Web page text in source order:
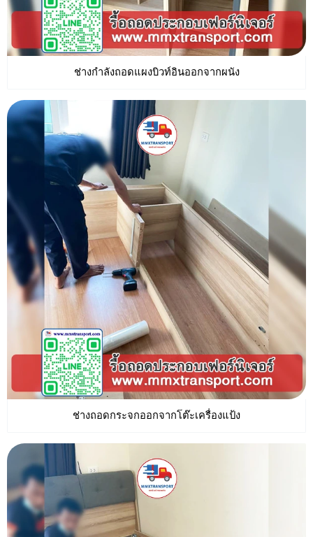
ช่างกำลังถอดแผงบิวท์อินออกจากผนัง
ช่างถอดกระจกออกจากโต๊ะเครื่องแป้ง